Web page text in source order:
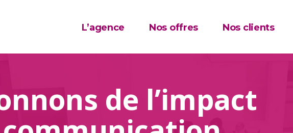
L’agence Nos offres Nos clients
de l’impact